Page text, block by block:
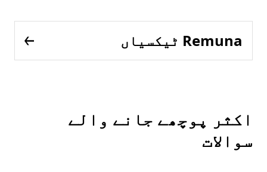
Remuna ٹیکسیاں
اکثر پوچھے جانے والے
سوالات